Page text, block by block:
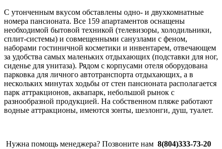
С утонченным вкусом обставлены одно- и двухкомнатные
номера пансионата. Все 159 апартаментов оснащены
необходимой бытовой техникой (телевизоры, холодильники,
сплит-системы) и совмещенными санузлами с феном,
наборами гостиничной косметики и инвентарем, отвечающем
за удобства самых маленьких отдыхающих (подставки для ног,
сиденье для унитаза). Рядом с корпусами отеля оборудована
парковка для личного автотранспорта отдыхающих, а в
нескольких минутах ходьбы от стен пансионата располагается
парк аттракционов, аквапарк, небольшой рынок с
разнообразной продукцией. На собственном пляже работают
водные аттракционы, имеются зонты, шезлонги, душ, туалет.
Нужна помощь менеджера? Позвоните нам 8(804)333-73-20